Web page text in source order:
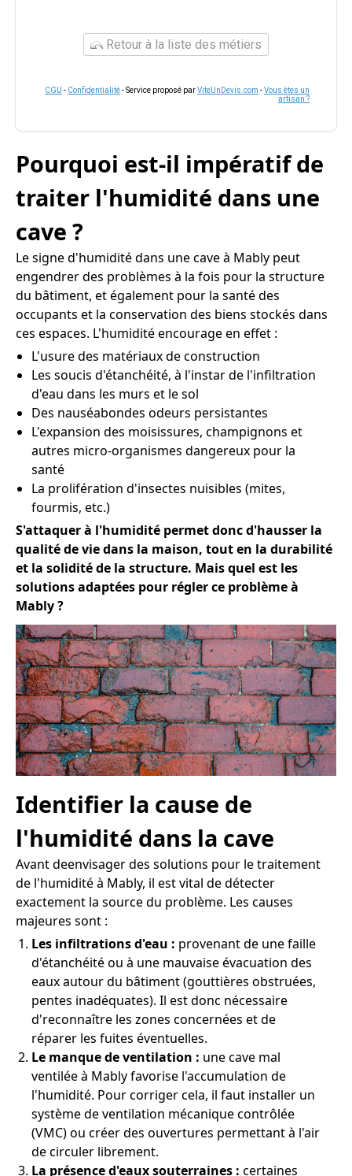
Retour à la liste des métiers
CGU - Confidentialité- Service proposé parViteUnDevis.com -Vous êtes un
artisan ?
Pourquoi est-il impératif de
traiter l'humidité dans une
cave ?
Le signe d'humidité dans une cave à Mably peut
engendrer des problèmes à la fois pour la structure
du bâtiment, et également pour la santé des
occupants et la conservation des biens stockés dans
ces espaces. L'humidité encourage en effet :
L'usure des matériaux de construction
Les soucis d'étanchéité, à l'instar de l'infiltration
d'eau dans les murs et le sol
Des nauséabondes odeurs persistantes
L'expansion des moisissures, champignons et
autres micro-organismes dangereux pour la
santé
La prolifération d'insectes nuisibles (mites,
fourmis, etc.)
S'attaquer à l'humidité permet donc d'hausser la
qualité de vie dans la maison, tout en la durabilité
et la solidité de la structure. Mais quel est les
solutions adaptées pour régler ce problème à
Mably ?
Identifier la cause de
l'humidité dans la cave
Avant deenvisager des solutions pour le traitement
de l'humidité à Mably, il est vital de détecter
exactement la source du problème. Les causes
majeures sont :
Les infiltrations d'eau : provenant de une faille
d'étanchéité ou à une mauvaise évacuation des
eaux autour du bâtiment (gouttières obstruées,
pentes inadéquates). Il est donc nécessaire
d'reconnaître les zones concernées et de
réparer les fuites éventuelles.
Le manque de ventilation : une cave mal
ventilée à Mably favorise l'accumulation de
l'humidité. Pour corriger cela, il faut installer un
système de ventilation mécanique contrôlée
(VMC) ou créer des ouvertures permettant à l'air
de circuler librement.
La présence d'eaux souterraines : certaines